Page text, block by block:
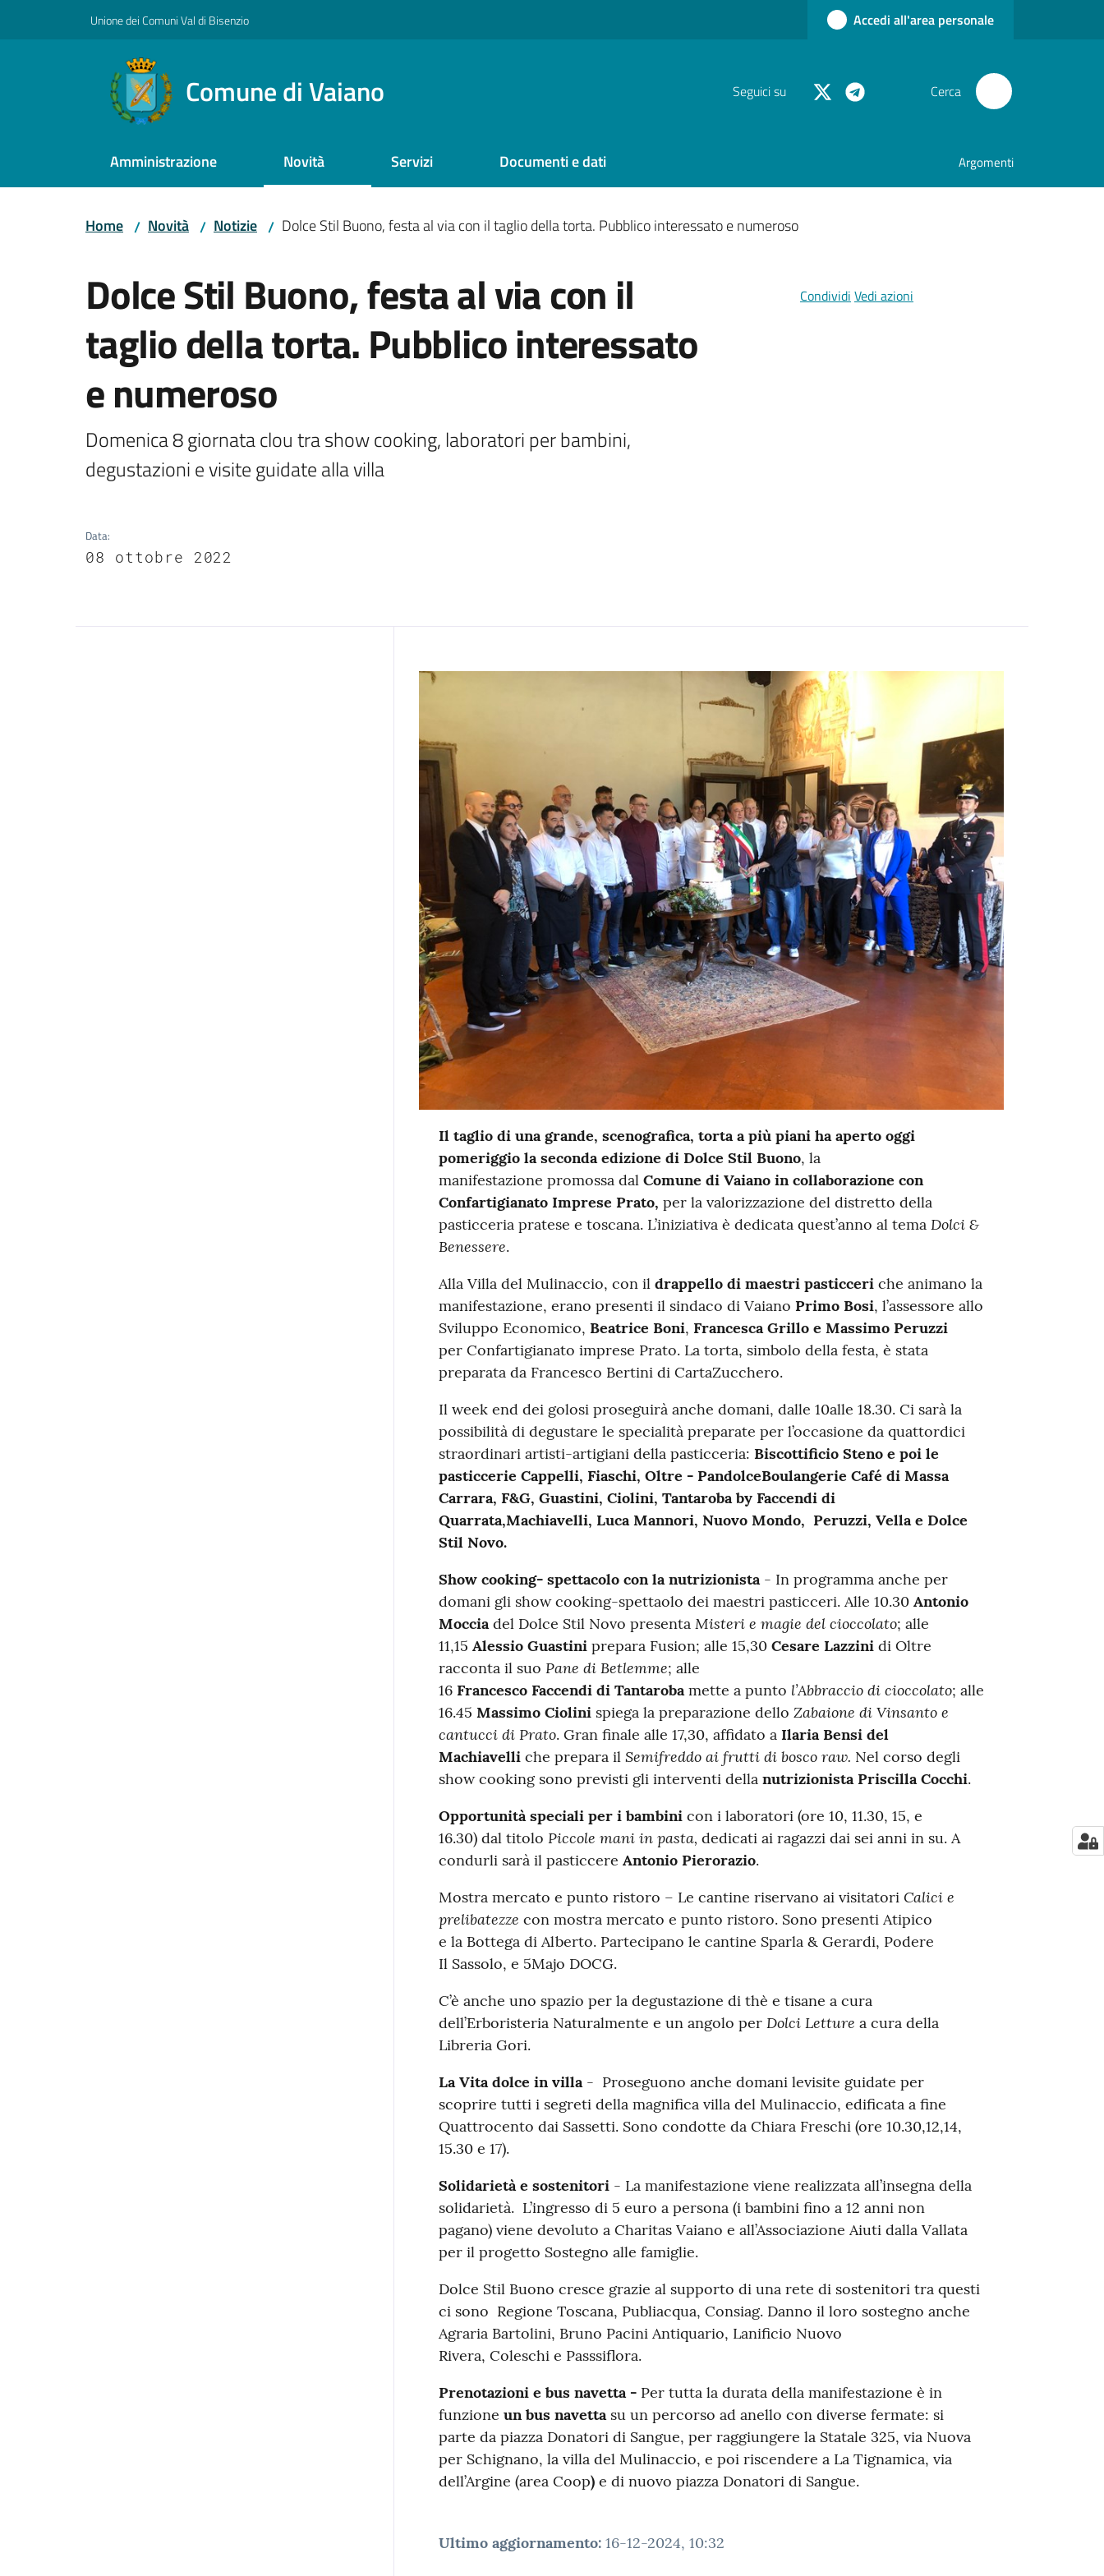
Unione dei Comuni Val di Bisenzio Accedi all'area personale
Comune di Vaiano Seguici su Cerca
Amministrazione Novità Servizi Documenti e dati Argomenti
Home / Novità / Notizie / Dolce Stil Buono, festa al via con il taglio della torta. Pubblico interessato e numeroso
Dolce Stil Buono, festa al via con il
taglio della torta. Pubblico interessato
e numeroso
Domenica 8 giornata clou tra show cooking, laboratori per bambini,
degustazioni e visite guidate alla villa
Data:
08 ottobre 2022
Condividi Vedi azioni
Contenuto
Il taglio di una grande, scenografica, torta a più piani ha aperto oggi
pomeriggio la seconda edizione di Dolce Stil Buono, la
manifestazione promossa dal Comune di Vaiano in collaborazione con
Confartigianato Imprese Prato, per la valorizzazione del distretto della
pasticceria pratese e toscana. L’iniziativa è dedicata quest’anno al tema Dolci &
Benessere.
Alla Villa del Mulinaccio, con il drappello di maestri pasticceriche animano la
manifestazione, erano presenti il sindaco di Vaiano Primo Bosi, l’assessore allo
Sviluppo Economico, Beatrice Boni, Francesca Grillo e Massimo Peruzzi
per Confartigianato imprese Prato. La torta, simbolo della festa, è stata
preparata da Francesco Bertini di CartaZucchero.
Il week end dei golosi proseguirà anche domani, dalle 10alle 18.30. Ci sarà la
possibilità di degustare le specialità preparate per l’occasione da quattordici
straordinari artisti-artigiani della pasticceria: Biscottificio Steno e poi le
pasticcerie Cappelli, Fiaschi, Oltre - PandolceBoulangerie Café di Massa
Carrara, F&G, Guastini, Ciolini, Tantaroba by Faccendi di
Quarrata,Machiavelli, Luca Mannori, Nuovo Mondo, Peruzzi, Vella e Dolce
Stil Novo.
Show cooking- spettacolo con la nutrizionista- In programma anche per
domani gli show cooking-spettaolo dei maestri pasticceri. Alle 10.30 Antonio
Mocciadel Dolce Stil Novo presenta Misteri e magie del cioccolato; alle
11,15 Alessio Guastiniprepara Fusion; alle 15,30 Cesare Lazzinidi Oltre
racconta il suo Pane di Betlemme; alle
16 Francesco Faccendi di Tantarobamette a punto l’Abbraccio di cioccolato; alle
16.45 Massimo Ciolinispiega la preparazione dello Zabaione di Vinsanto e
cantucci di Prato. Gran finale alle 17,30, affidato a Ilaria Bensi del
Machiavelliche prepara il Semifreddo ai frutti di bosco raw. Nel corso degli
show cooking sono previsti gli interventi della nutrizionista Priscilla Cocchi.
Opportunità speciali per i bambini con i laboratori (ore 10, 11.30, 15, e
16.30) dal titolo Piccole mani in pasta, dedicati ai ragazzi dai sei anni in su. A
condurli sarà il pasticcere Antonio Pierorazio.
Mostra mercato e punto ristoro – Le cantine riservano ai visitatori Calici e
prelibatezze con mostra mercato e punto ristoro. Sono presenti Atipico
e la Bottega di Alberto. Partecipano le cantine Sparla & Gerardi, Podere
Il Sassolo, e 5Majo DOCG.
C’è anche uno spazio per la degustazione di thè e tisane a cura
dell’Erboristeria Naturalmente e un angolo per Dolci Letture a cura della
Libreria Gori.
La Vita dolce in villa- Proseguono anche domani levisite guidate per
scoprire tutti i segreti della magnifica villa del Mulinaccio, edificata a fine
Quattrocento dai Sassetti. Sono condotte da Chiara Freschi (ore 10.30,12,14,
15.30 e 17).
Solidarietà e sostenitori- La manifestazione viene realizzata all’insegna della
solidarietà. L’ingresso di 5 euro a persona (i bambini fino a 12 anni non
pagano) viene devoluto a Charitas Vaiano e all’Associazione Aiuti dalla Vallata
per il progetto Sostegno alle famiglie.
Dolce Stil Buono cresce grazie al supporto di una rete di sostenitori tra questi
ci sono Regione Toscana, Publiacqua, Consiag. Danno il loro sostegno anche
Agraria Bartolini, Bruno Pacini Antiquario, Lanificio Nuovo
Rivera, Coleschi e Passsiflora.
Prenotazioni e bus navetta - Per tutta la durata della manifestazione è in
funzione un bus navettasu un percorso ad anello con diverse fermate: si
parte da piazza Donatori di Sangue, per raggiungere la Statale 325, via Nuova
per Schignano, la villa del Mulinaccio, e poi riscendere a La Tignamica, via
dell’Argine (area Coop) e di nuovo piazza Donatori di Sangue.
Ultimo aggiornamento: 16-12-2024, 10:32